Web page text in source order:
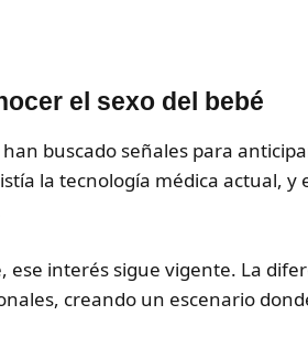
el sexo del bebé
buscado señales para
la tecnología médica actual,
interés sigue vigente. La
creando un escenario